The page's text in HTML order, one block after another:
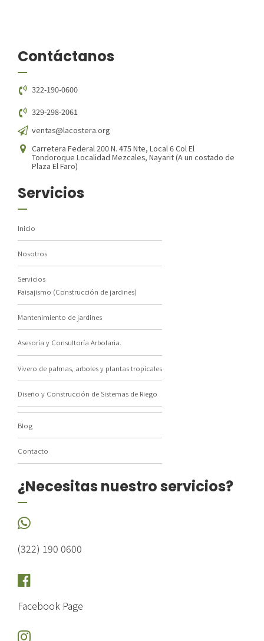
Contáctanos
322-190-0600
329-298-2061
ventas@lacostera.org
Carretera Federal 200 N. 475 Nte, Local 6 Col El
Tondoroque Localidad Mezcales, Nayarit (A un costado de
Plaza El Faro)
Servicios
Inicio
Nosotros
Servicios
Paisajismo (Construcción de jardines)
Mantenimiento de jardines
Asesoría y Consultoría Arbolaria.
Vivero de palmas, arboles y plantas tropicales
Diseño y Construcción de Sistemas de Riego
Blog
Contacto
¿Necesitas nuestro servicios?
(322) 190 0600
Facebook Page